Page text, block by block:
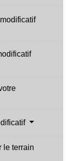
le terrain